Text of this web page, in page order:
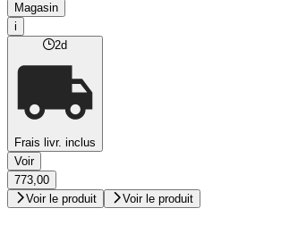
Magasin
i
2d
Frais livr. inclus
Voir
773,00
Voir le produit
Voir le produit